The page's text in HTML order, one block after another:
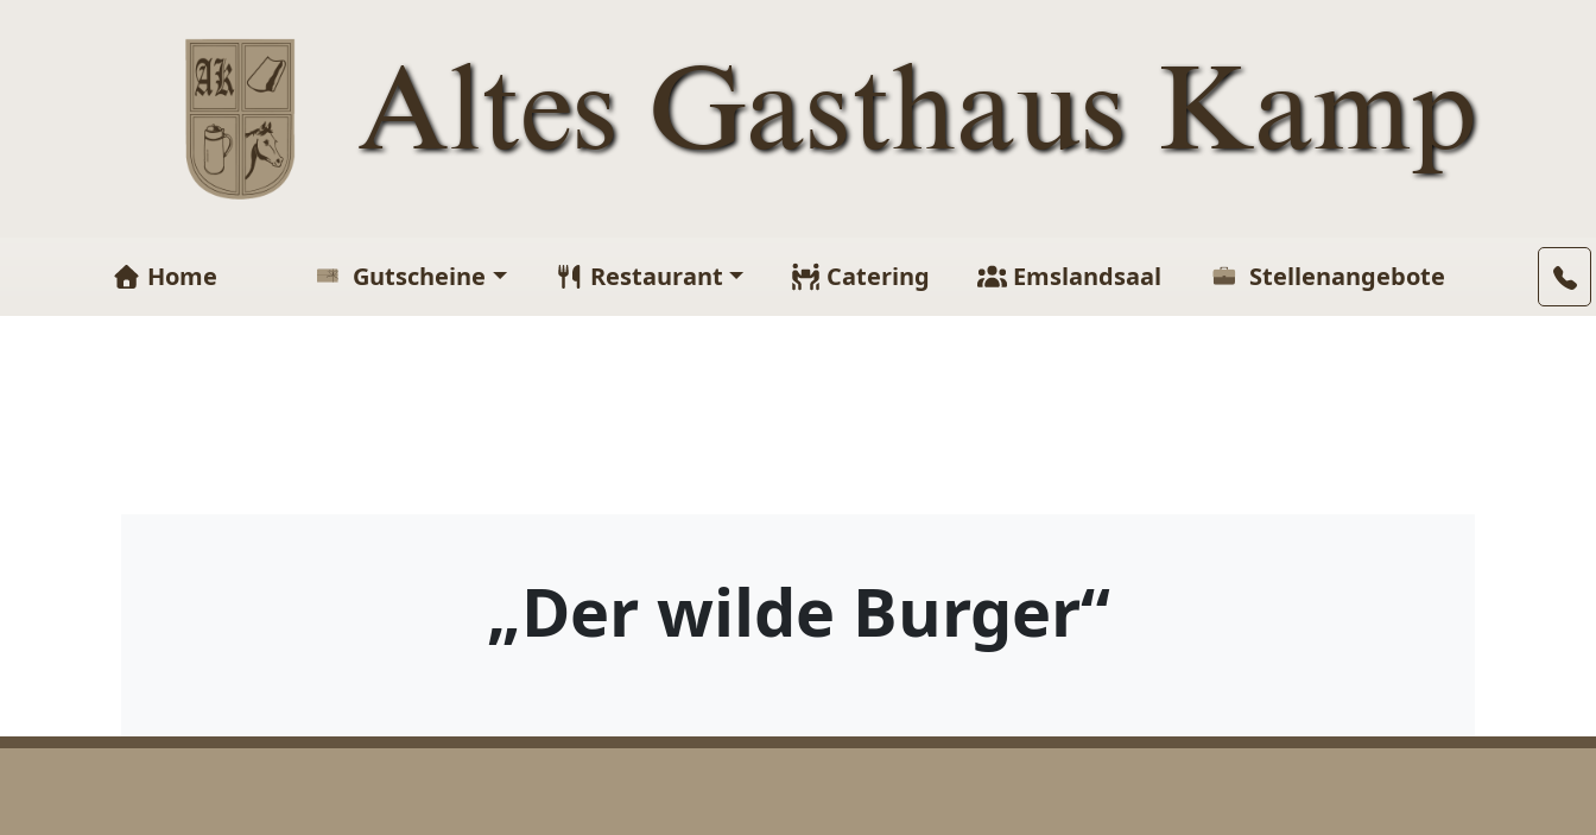
Altes Gasthaus Kamp
Home Gutscheine Restaurant Catering Emslandsaal Stellenangebote
„Der wilde Burger“